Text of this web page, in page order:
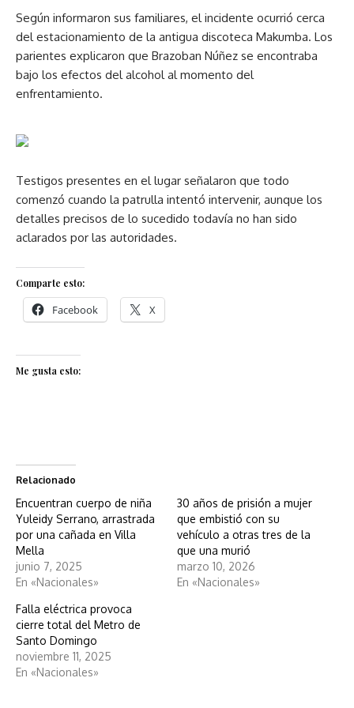
Según informaron sus familiares, el incidente ocurrió cerca
del estacionamiento de la antigua discoteca Makumba. Los
parientes explicaron que Brazoban Núñez se encontraba
bajo los efectos del alcohol al momento del
enfrentamiento.
Testigos presentes en el lugar señalaron que todo
comenzó cuando la patrulla intentó intervenir, aunque los
detalles precisos de lo sucedido todavía no han sido
aclarados por las autoridades.
Comparte esto:
Facebook X
Me gusta esto:
Relacionado
Encuentran cuerpo de niña
Yuleidy Serrano, arrastrada
por una cañada en Villa
Mella
junio 7, 2025
En «Nacionales»
30 años de prisión a mujer
que embistió con su
vehículo a otras tres de la
que una murió
marzo 10, 2026
En «Nacionales»
Falla eléctrica provoca
cierre total del Metro de
Santo Domingo
noviembre 11, 2025
En «Nacionales»